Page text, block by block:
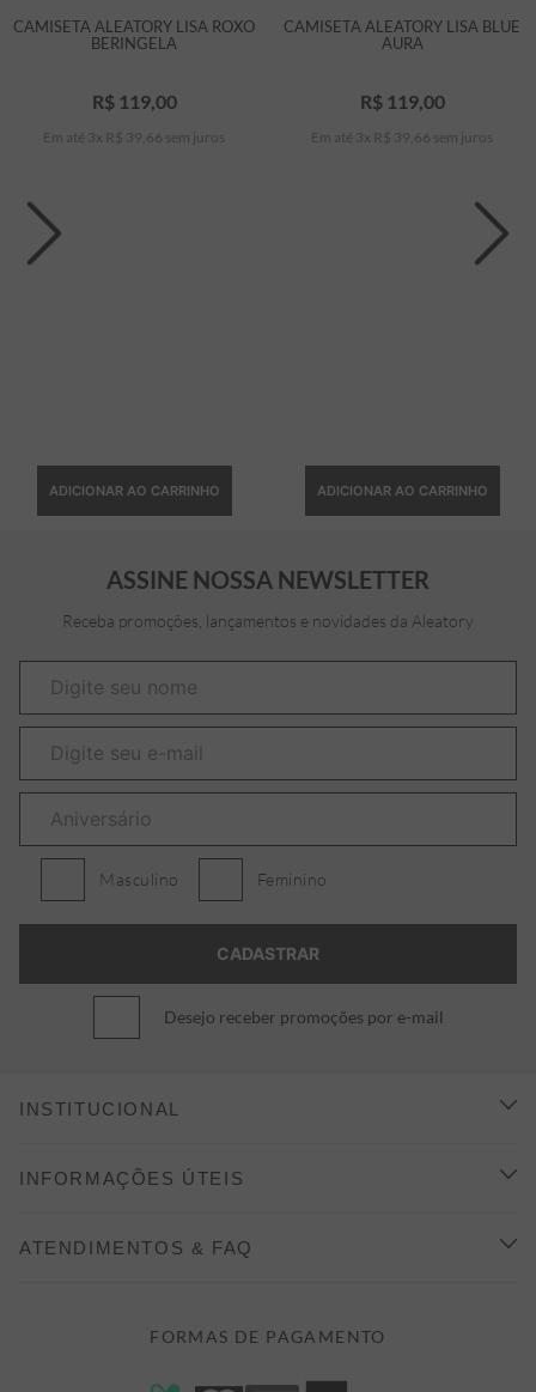
CAMISETA ALEATORY LISA ROXO
BERINGELA
R$ 119,00
Em até 3 x R$ 39 66 sem juros
ADICIONAR AO CARRINHO
CAMISETA ALEATORY LISA BLUE
AURA
R$ 119,00
Em até 3 x R$ 39 66 sem juros
ADICIONAR AO CARRINHO
ASSINE NOSSA NEWSLETTER
Receba promoções, lançamentos e novidades da Aleatory
Masculino Feminino
Desejo receber promoções por e-mail
INSTITUCIONAL
CONHEÇA A ALEATORY
INFORMAÇÕES ÚTEIS
FORMAS DE PAGAMENTO
POLÍTICA DE PRIVACIDADE
ATENDIMENTOS & FAQ
FORMAS DE PAGAMENTO